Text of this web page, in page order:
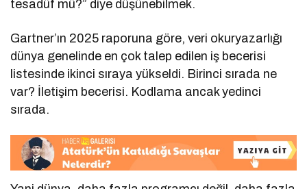
tesadüf mü?” diye düşünebilmek.
Gartner’ın 2025 raporuna göre, veri okuryazarlığı
dünya genelinde en çok talep edilen iş becerisi
listesinde ikinci sıraya yükseldi. Birinci sırada ne
var? İletişim becerisi. Kodlama ancak yedinci
sırada.